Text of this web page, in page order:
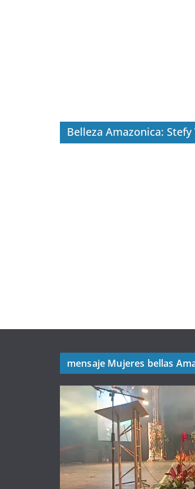
Belleza Amazonica: Stefy
mensaje Mujeres bellas